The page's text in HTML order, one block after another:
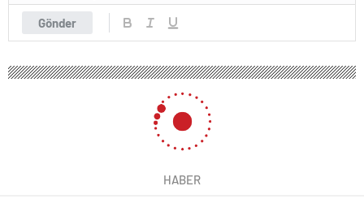
Gönder
HABER